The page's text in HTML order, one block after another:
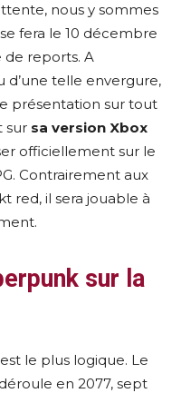
nous y sommes
se fera le 10 décembre
reports. A
d’une telle envergure,
présentation sur tout
sur sa version Xbox
officiellement sur le
Contrairement aux
red, il sera jouable à
sur la
le plus logique. Le
en 2077, sept